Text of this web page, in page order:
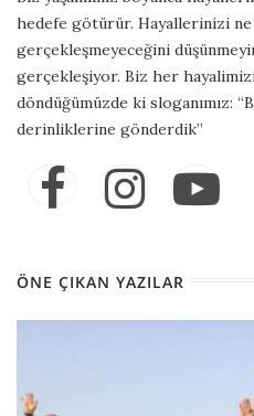
hedefe götürür. Hayallerinizi
gerçekleşmeyeceğini
gerçekleşiyor. Biz her
döndüğümüzde ki sloganımız:
derinliklerine gönderdik”
ÖNE ÇIKAN YAZILAR